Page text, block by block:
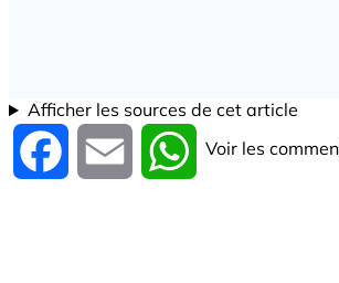
Afficher les sources de cet article
Facebook Email WhatsApp
Voir les